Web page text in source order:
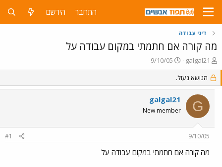
התחבר הירשם
דיני עבודה
מה קורה אם חתמתי במקום עבודה על
פ
ו
ת
ח
נ
galgal21
פ
ו
ס
ם
ב
ת
ך
9/10/05
הנושא נעול.
G
galgal21
New member
9/10/05
#1
מה קורה אם חתמתי במקום עבודה על